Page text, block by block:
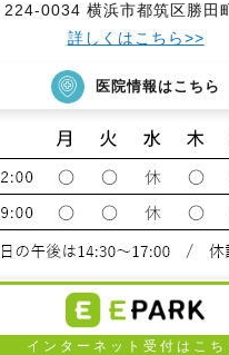
224-0034 横浜市都筑区勝田
詳しくはこちら>>
医院情報はこちら
インターネット受付はこち